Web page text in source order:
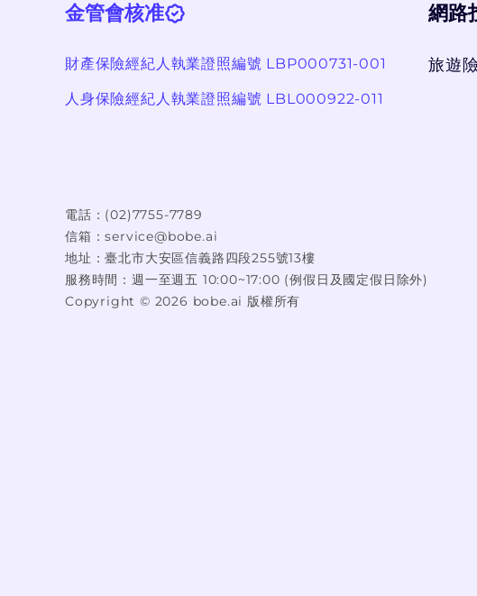
金管會核准
財產保險經紀人執業證照編號 LBP000731-001
人身保險經紀人執業證照編號 LBL000922-011
電話： (02)7755-7789
信箱：service@bobe.ai
地址：臺北市大安區信義路四段255號13樓
服務時間： 週一至週五 10:00~17:00 (例假日及國定假日除外)
Copyright © 2026 bobe.ai 版權所有
網路
旅遊險